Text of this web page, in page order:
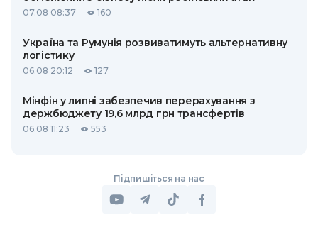
07.08 08:37 160
Україна та Румунія розвиватимуть альтернативну
логістику
06.08 20:12 127
Мінфін у липні забезпечив перерахування з
держбюджету 19,6 млрд грн трансфертів
06.08 11:23 553
Підпишіться на нас